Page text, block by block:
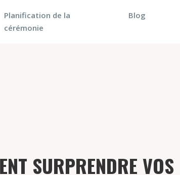
Planification de la
cérémonie
Blog
SURPRENDRE VOS